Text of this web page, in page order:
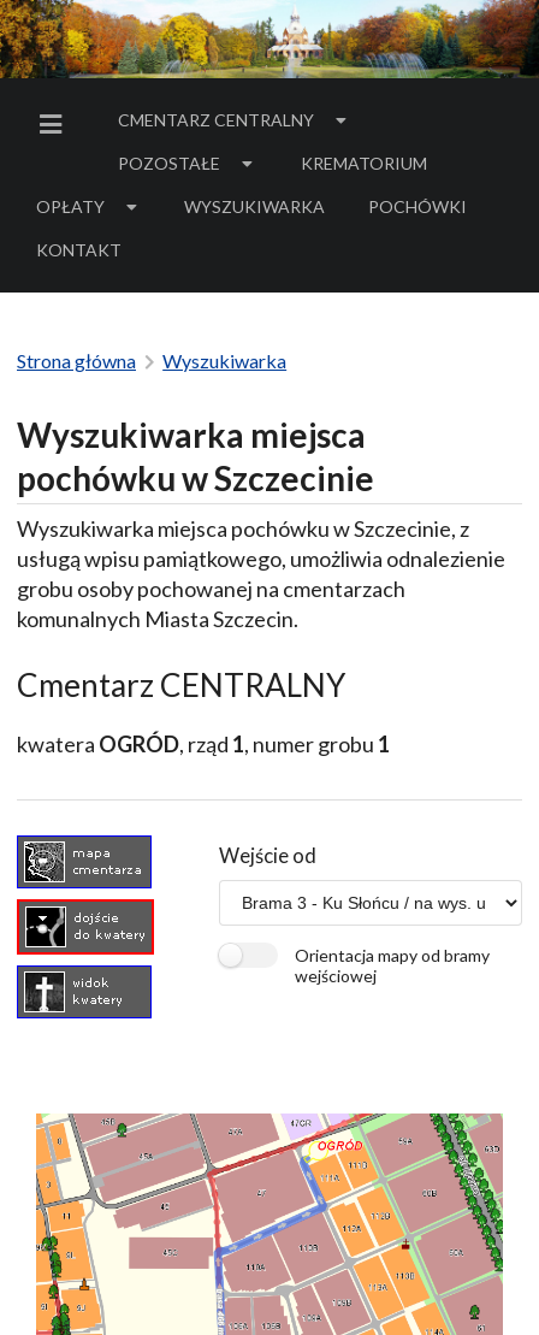
MENU BOCZNE
CMENTARZ CENTRALNY
POZOSTAŁE KREMATORIUM
OPŁATY WYSZUKIWARKA POCHÓWKI
- LINK DO SERWISU
KONTAKT
Strona główna Wyszukiwarka
Wyszukiwarka miejsca
pochówku w Szczecinie
Wyszukiwarka miejsca pochówku w Szczecinie, z
usługą wpisu pamiątkowego, umożliwia odnalezienie
grobu osoby pochowanej na cmentarzach
komunalnych Miasta Szczecin.
Cmentarz CENTRALNY
kwatera OGRÓD, rząd 1, numer grobu 1
Wejście od
Orientacja mapy od bramy
wejściowej